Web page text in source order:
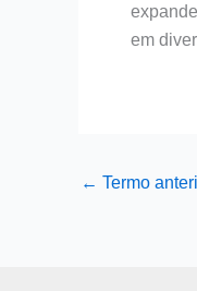
em
← Termo